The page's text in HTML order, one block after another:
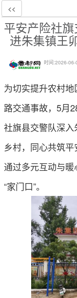
<<
平安产险社
进朱集镇王
时间:2026-
为切实提升农村
路交通事故，5月
社旗县交警队深
乡村，同心共筑平
通过多元互动与
“家门口”。